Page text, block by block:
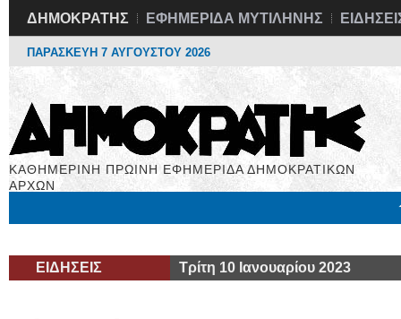
ΔΗΜΟΚΡΑΤΗΣ ΕΦΗΜΕΡΙΔΑ ΜΥΤΙΛΗΝΗΣ
ΠΑΡΑΣΚΕΥΗ 7 ΑΥΓΟΥΣΤΟΥ 2026
ΚΑΘΗΜΕΡΙΝΗ ΠΡΩΙΝΗ ΕΦΗΜΕΡΙΔΑ ΔΗΜΟΚΡΑΤΙΚΩΝ
ΑΡΧΩΝ
ΕΙΔΗΣΕΙΣ Τρίτη 10 Ιανουαρίου 2023